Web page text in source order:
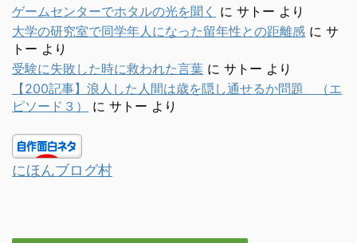
ゲームセンターでホタルの光を聞く に サトー より
大学の研究室で同学年人になった留年性との距離感 に サ
トー より
受験に失敗した時に救われた言葉 に サトー より
【200記事】浪人した人間は歳を隠し通せるか問題 （エ
ピソード３）
に サトー より
にほんブログ村